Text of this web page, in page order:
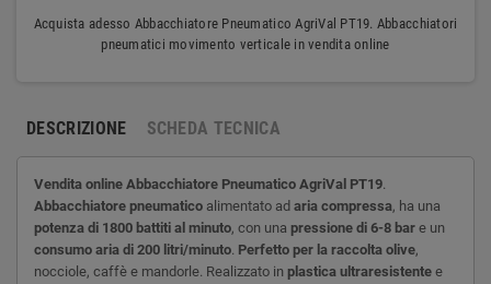
Acquista adesso Abbacchiatore Pneumatico AgriVal PT19. Abbacchiatori
pneumatici movimento verticale in vendita online
DESCRIZIONE SCHEDA TECNICA
Vendita online Abbacchiatore Pneumatico AgriVal PT19.
Abbacchiatore pneumatico alimentato ad aria compressa, ha una
potenza di 1800 battiti al minuto, con una pressione di 6-8 bar e un
consumo aria di 200 litri/minuto. Perfetto per la raccolta olive,
nocciole, caffè e mandorle. Realizzato in plastica ultraresistente e